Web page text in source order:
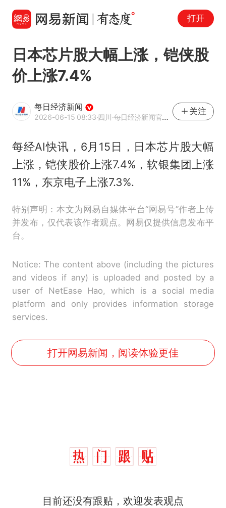
打开
日本芯片股大幅上涨，铠侠股
价上涨7.4%
每日经济新闻
2026-06-15 08:33·四川·每日经济新闻官方网易号
关注
每经AI快讯，6月15日，日本芯片股大幅
上涨，铠侠股价上涨7.4%，软银集团上涨
11%，东京电子上涨7.3%.
特别声明：本文为网易自媒体平台“网易号”作者上传
并发布，仅代表该作者观点。网易仅提供信息发布平
台。
Notice: The content above (including the pictures
and videos if any) is uploaded and posted by a
user of NetEase Hao, which is a social media
platform and only provides information storage
services.
打开网易新闻，阅读体验更佳
目前还没有跟贴，欢迎发表观点